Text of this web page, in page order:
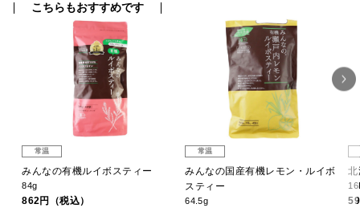
こちらもおすすめです
常温
みんなの有機ルイボスティー
84g
862円（税込）
常温
みんなの国産有機レモン・ルイボ
スティー
64.5g